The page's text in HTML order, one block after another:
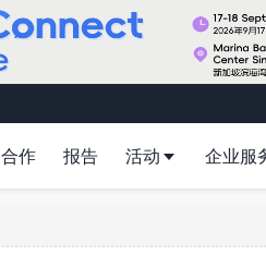
合作 报告 活动 企业服